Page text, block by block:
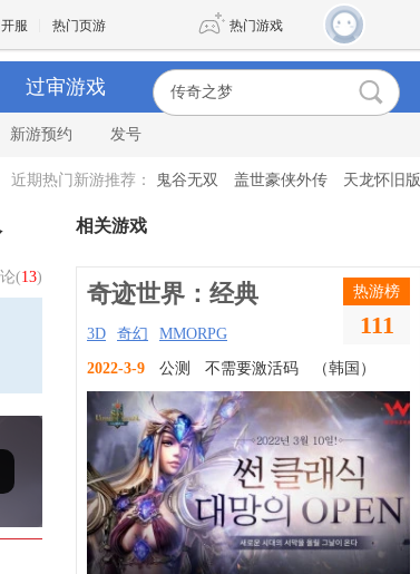
服 热门页游 热门游戏
过审游戏
新游预约 发号
近期热门新游推荐： 鬼谷无双 盖世豪侠外传 天龙怀旧版
(13)
相关游戏
奇迹世界：经典
3D 奇幻 MMORPG
热游榜
111
2022-3-9 公测 不需要激活码 （韩国）